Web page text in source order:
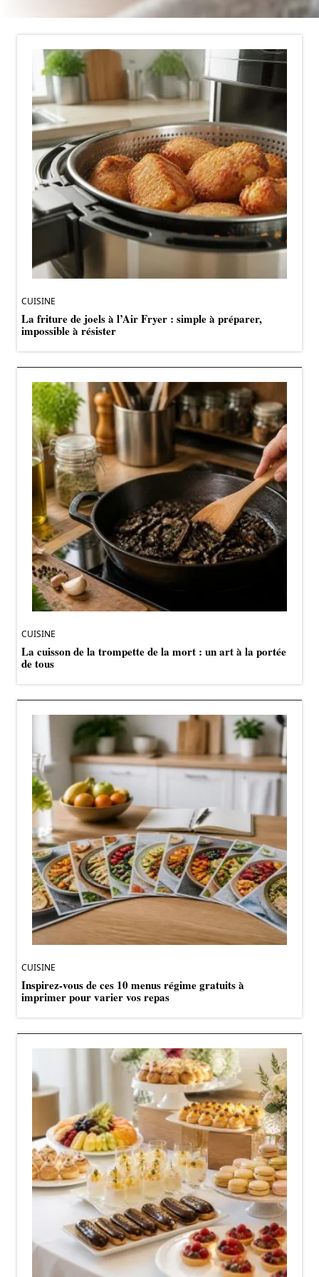
CUISINE
La friture de joels à l’Air Fryer : simple à préparer,
impossible à résister
CUISINE
La cuisson de la trompette de la mort : un art à la portée
de tous
CUISINE
Inspirez-vous de ces 10 menus régime gratuits à
imprimer pour varier vos repas